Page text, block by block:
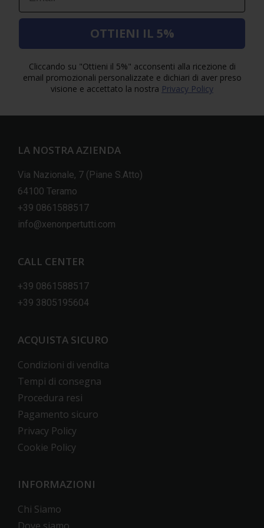
OTTIENI IL 5%
Cliccando su "Ottieni il 5%" acconsenti alla ricezione di
email promozionali personalizzate e dichiari di aver preso
visione e accettato la nostra Privacy Policy
LA NOSTRA AZIENDA
Via Nazionale, 7 (Piane S.Atto)
64100 Teramo
+39 0861588517
info@xenonpertutti.com
CALL CENTER
+39 0861588517
+39 3805195604
ACQUISTA SICURO
Condizioni di vendita
Tempi di consegna
Procedura resi
Pagamento sicuro
Privacy Policy
Cookie Policy
INFORMAZIONI
Chi Siamo